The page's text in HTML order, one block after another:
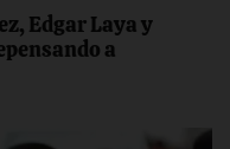
Edgar Laya y
a